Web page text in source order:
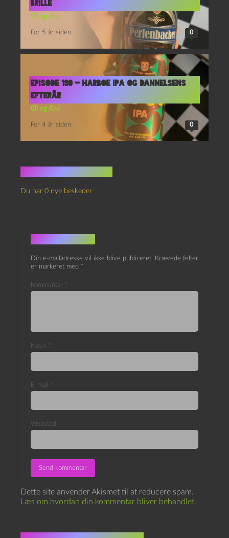
Brille
Øl og Ævl
For 5 år siden 0
Episode 190 – Harboe IPA og Dannelsens
Efterår
Øl og Ævl
For 4 år siden 0
Du har 0 nye beskeder
Skriv et svar
Din e-mailadresse vil ikke blive publiceret. Krævede felter
er markeret med *
Kommentar *
Navn *
E-mail *
Websted
Dette site anvender Akismet til at reducere spam.
Læs om hvordan din kommentar bliver behandlet.